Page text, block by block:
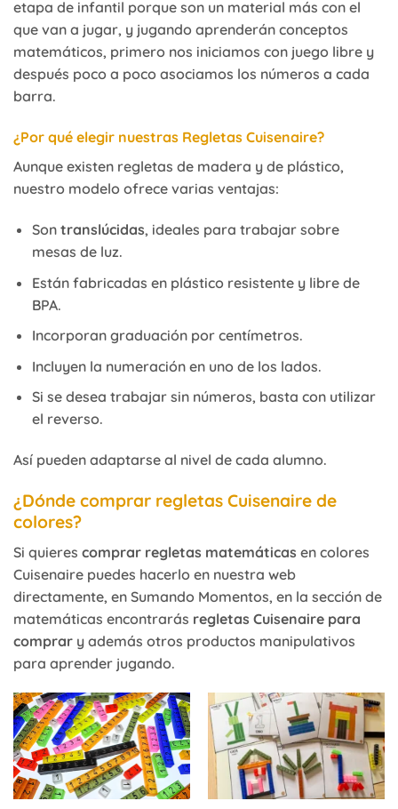
etapa de infantil porque son un material más con el
que van a jugar, y jugando aprenderán conceptos
matemáticos, primero nos iniciamos con juego libre y
después poco a poco asociamos los números a cada
barra.
¿Por qué elegir nuestras Regletas Cuisenaire?
Aunque existen regletas de madera y de plástico,
nuestro modelo ofrece varias ventajas:
Son translúcidas, ideales para trabajar sobre
mesas de luz.
Están fabricadas en plástico resistente y libre de
BPA.
Incorporan graduación por centímetros.
Incluyen la numeración en uno de los lados.
Si se desea trabajar sin números, basta con utilizar
el reverso.
Así pueden adaptarse al nivel de cada alumno.
¿Dónde comprar regletas Cuisenaire de
colores?
Si quieres comprar regletas matemáticas en colores
Cuisenaire puedes hacerlo en nuestra web
directamente, en Sumando Momentos, en la sección de
matemáticas encontrarás regletas Cuisenaire para
comprar y además otros productos manipulativos
para aprender jugando.